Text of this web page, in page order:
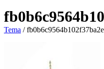
Tema /